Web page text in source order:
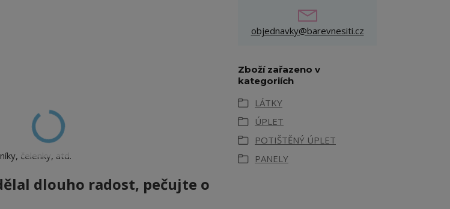
čelenky, atd.
dlouho radost, pečujte o
objednavky@barevnesiti.cz
Zboží zařazeno v
kategoriích
LÁTKY
ÚPLET
POTIŠTĚNÝ ÚPLET
PANELY